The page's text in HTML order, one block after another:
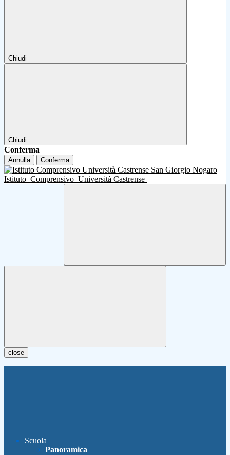
Chiudi
Chiudi
Conferma
Annulla Conferma
Istituto Comprensivo Università Castrense
close
Scuola
Panoramica